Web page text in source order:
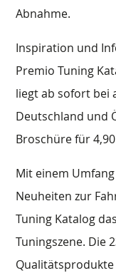
Abnahme.
Inspiration und
Premio Tuning
liegt ab sofort bei
Deutschland und
Broschüre für
Mit einem
Neuheiten zur
Tuning Katalog
Tuningszene. Die
Qualitätsprodukte